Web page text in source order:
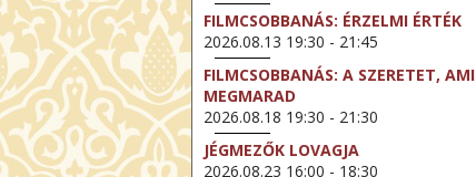
FILMCSOBBANÁS: ÉRZELMI ÉRTÉK
2026.08.13 19:30 - 21:45
FILMCSOBBANÁS: A SZERETET, AMI
MEGMARAD
2026.08.18 19:30 - 21:30
JÉGMEZŐK LOVAGJA
2026.08.23 16:00 - 18:30